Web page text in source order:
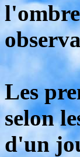
Les
selon
d'un